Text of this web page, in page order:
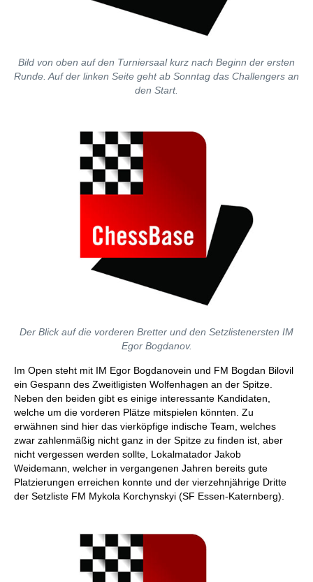
Bild von oben auf den Turniersaal kurz nach Beginn der ersten
Runde. Auf der linken Seite geht ab Sonntag das Challengers an
den Start.
Der Blick auf die vorderen Bretter und den Setzlistenersten IM
Egor Bogdanov.
Im Open steht mit IM Egor Bogdanovein und FM Bogdan Bilovil
ein Gespann des Zweitligisten Wolfenhagen an der Spitze.
Neben den beiden gibt es einige interessante Kandidaten,
welche um die vorderen Plätze mitspielen könnten. Zu
erwähnen sind hier das vierköpfige indische Team, welches
zwar zahlenmäßig nicht ganz in der Spitze zu finden ist, aber
nicht vergessen werden sollte, Lokalmatador Jakob
Weidemann, welcher in vergangenen Jahren bereits gute
Platzierungen erreichen konnte und der vierzehnjährige Dritte
der Setzliste FM Mykola Korchynskyi (SF Essen-Katernberg).